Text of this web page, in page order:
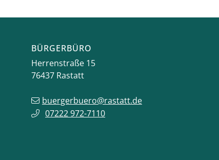
BÜRGERBÜRO
Herrenstraße 15
76437 Rastatt
buergerbuero@rastatt.de
07222 972-7110